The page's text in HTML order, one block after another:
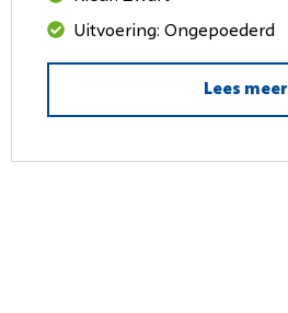
Uitvoering: Ongepoederd
Lees meer